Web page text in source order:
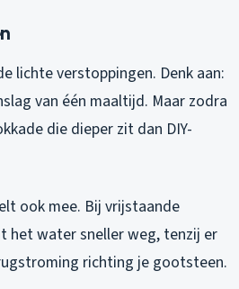
lichte verstoppingen. Denk aan:
van één maaltijd. Maar zodra
die dieper zit dan DIY-
ook mee. Bij vrijstaande
het water sneller weg, tenzij er
richting je gootsteen.